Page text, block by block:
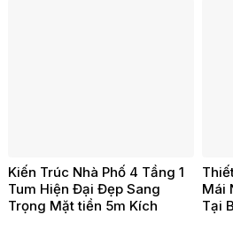
Kiến Trúc Nhà Phố 4 Tầng 1
Tum Hiện Đại Đẹp Sang
Trọng Mặt tiền 5m Kích
Mái
Tại